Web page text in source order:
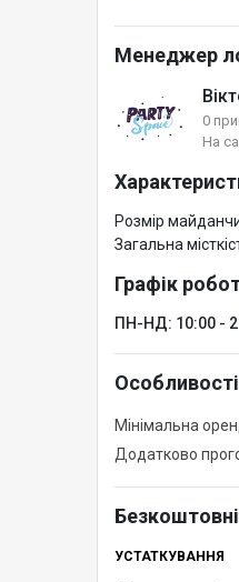
Менеджер
0
На
Розмір
Загальна
Графік
ПН-НД: 10:00 -
Мінімальна
Додатково
УСТАТКУВАННЯ